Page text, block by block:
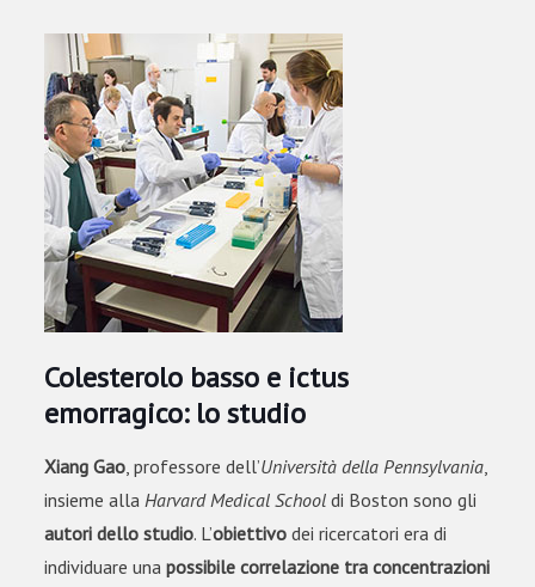
Colesterolo basso e ictus
emorragico: lo studio
Xiang Gao, professore dell’Università della Pennsylvania,
insieme alla Harvard Medical Schooldi Boston sono gli
autori dello studio. L’obiettivodei ricercatori era di
individuare una possibile correlazione tra concentrazioni